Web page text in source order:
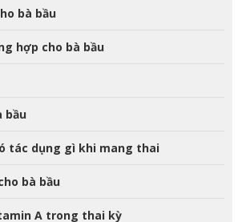
bà bầu
hợp cho bà bầu
bầu
tác dụng gì khi mang thai
bà bầu
A trong thai kỳ